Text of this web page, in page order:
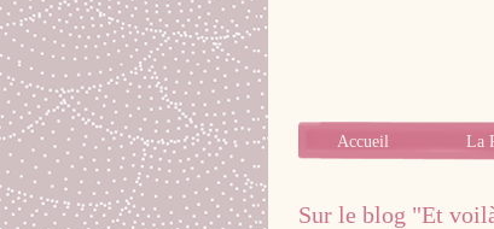
Accueil La
Sur le blog "Et